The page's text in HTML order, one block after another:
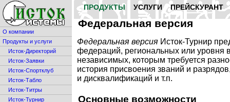
ПРОДУКТЫ УСЛУГИ ПРЕЙСКУРАНТ
Федеральная версия
О компании
Продукты и услуги
Исток-Директорий
Исток-Заявки
Исток-Спортклуб
Исток-Табло
Исток-Титры
Исток-Турнир
Федеральная версия Исток-Турнир
федераций, региональных или уровня
независимых, которым требуется
история присвоения званий и
и дисквалификаций и т.п.
Основные возможности